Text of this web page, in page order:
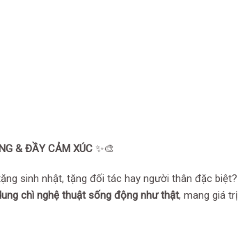
& ĐẦY CẢM XÚC ✨🎨
sinh nhật, tặng đối tác hay người thân đặc biệt?
chì nghệ thuật sống động như thật, mang giá trị